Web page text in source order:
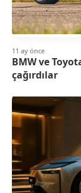
11 ay önce
BMW ve
çağırdılar